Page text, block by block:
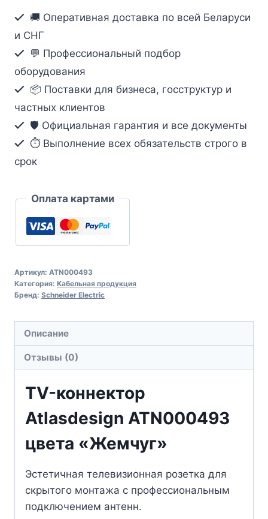
антены
механизм
цвета
Жемчуг.
шт
🚚 Оперативная доставка по всей Беларуси
и СНГ
💬 Профессиональный подбор
оборудования
📦 Поставки для бизнеса, госструктур и
частных клиентов
🛡️ Официальная гарантия и все документы
⏱ Выполнение всех обязательств строго в
срок
Оплата картами
Артикул: ATN000493
Категория: Кабельная продукция
Бренд: Schneider Electric
Описание
Отзывы (0)
TV-коннектор
Atlasdesign ATN000493
цвета «Жемчуг»
Эстетичная телевизионная розетка для
скрытого монтажа с профессиональным
подключением антенн.